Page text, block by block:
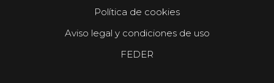
Política de cookies
Aviso legal y condiciones de uso
FEDER